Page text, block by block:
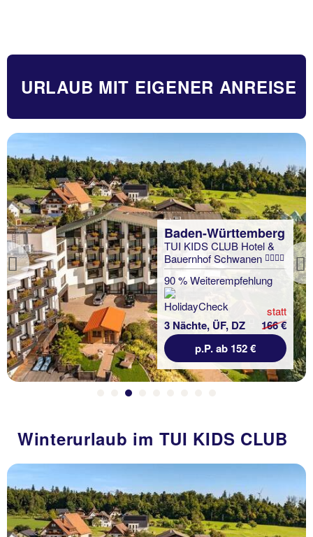
URLAUB MIT EIGENER ANREISE
Previous
Baden-Württemberg
TUI KIDS CLUB Hotel &
Bauernhof Schwanen
90 % Weiterempfehlung
3 Nächte, ÜF, DZ
statt
166 €
p.P. ab 152 €
Winterurlaub im TUI KIDS CLUB